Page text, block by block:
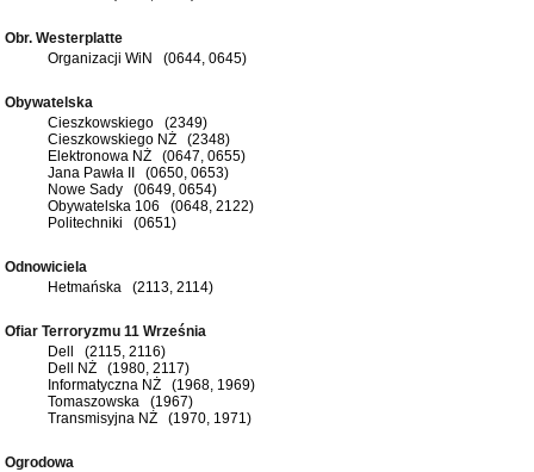
Obr. Westerplatte
Organizacji WiN (0644, 0645)
Obywatelska
Cieszkowskiego (2349)
Cieszkowskiego NŻ (2348)
Elektronowa NŻ (0647, 0655)
Jana Pawła II (0650, 0653)
Nowe Sady (0649, 0654)
Obywatelska 106 (0648, 2122)
Politechniki (0651)
Odnowiciela
Hetmańska (2113, 2114)
Ofiar Terroryzmu 11 Września
Dell (2115, 2116)
Dell NŻ (1980, 2117)
Informatyczna NŻ (1968, 1969)
Tomaszowska (1967)
Transmisyjna NŻ (1970, 1971)
Ogrodowa